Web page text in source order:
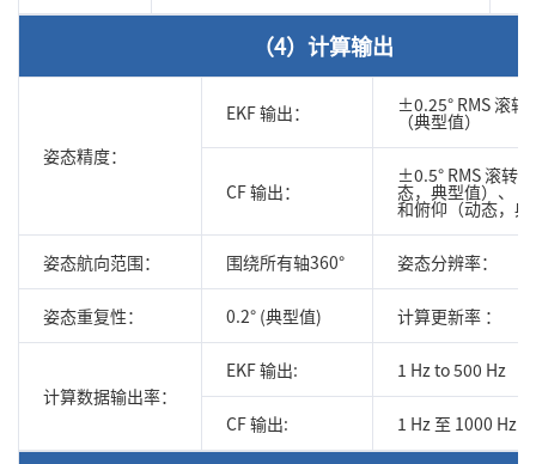
（4）计算输出
姿态精度：
EKF 输出： ±0.25° RMS 滚转
（典型值）
CF 输出：
±0.5° RMS 滚转
态，典型值）、
和俯仰（动态，
姿态航向范围： 围绕所有轴360° 姿态分辨率：
姿态重复性： 0.2° (典型值) 计算更新率 ：
计算数据输出率：
EKF 输出: 1 Hz to 500 Hz
CF 输出: 1 Hz 至 1000 Hz